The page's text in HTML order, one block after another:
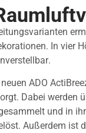
In vier
ADO
Dabei werden
und in
Außerdem ist